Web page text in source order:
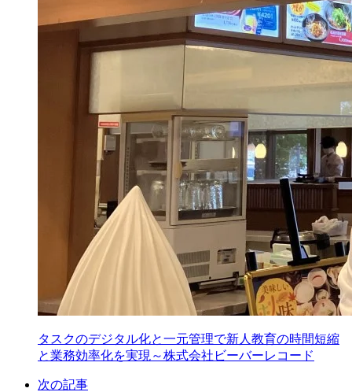
タスクのデジタル化と一元管理で新人教育の時間短縮
と業務効率化を実現～株式会社ビーバーレコード
次の記事